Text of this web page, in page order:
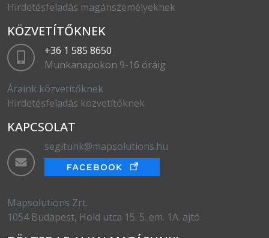
Hirdetésfeladás magánszemélyeknek
KÖZVETÍTŐKNEK
+36 1 585 8650
Munkanapokon 9-16 óráig
Áraink közvetítőknek
Hirdetésfeladás közvetítőknek
KAPCSOLAT
segitunk@mapsolutions.hu
Mapsolutions Zrt.
1054 Budapest, Hold utca 15. 5. em. 1A. ajtó